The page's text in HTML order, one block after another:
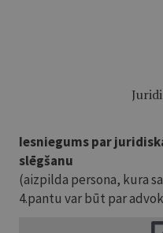
Iesniegums par
slēgšanu
(aizpilda persona, kura
4.pantu var būt par